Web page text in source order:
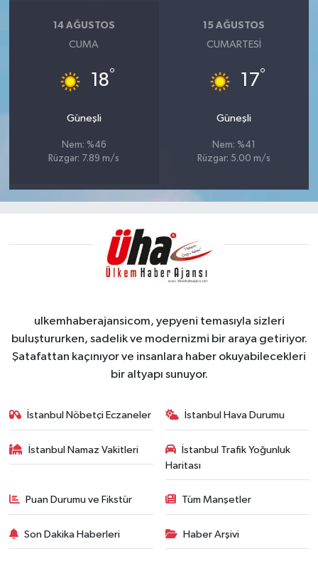
14 AĞUSTOS
CUMA
18°
Güneşli
Nem: %46
Rüzgar: 7.89 m/s
15 AĞUSTOS
CUMARTESI
17°
Güneşli
Nem: %41
Rüzgar: 5.00 m/s
ulkemhaberajansicom, yepyeni temasıyla sizleri
buluştururken, sadelik ve modernizmi bir araya getiriyor.
Şatafattan kaçınıyor ve insanlara haber okuyabilecekleri
bir altyapı sunuyor.
İstanbul Nöbetçi Eczaneler İstanbul Hava Durumu
İstanbul Namaz Vakitleri
İstanbul Trafik Yoğunluk
Haritası
Puan Durumu ve Fikstür Tüm Manşetler
Son Dakika Haberleri Haber Arşivi